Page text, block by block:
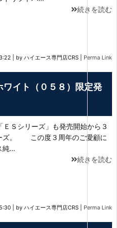
続きを読む
by ハイエース専門店CRS Perma Link
イト（０５８）限定発
Ｓシリーズ」も発売開始から３
ズ。 この度３周年のご愛顧に
純…
続きを読む
by ハイエース専門店CRS Perma Link